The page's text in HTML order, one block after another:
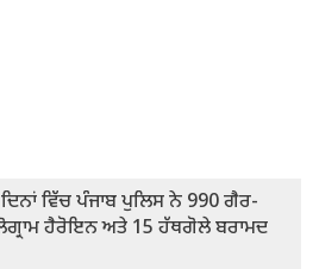
ਵਿੱਚ ਪੰਜਾਬ ਪੁਲਿਸ ਨੇ 990 ਗੈਰ-
ਹੈਰੋਇਨ ਅਤੇ 15 ਹੱਥਗੋਲੇ ਬਰਾਮਦ